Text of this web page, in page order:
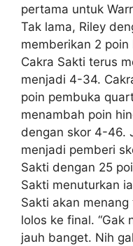
pertama untuk
Tak lama, Riley
memberikan 2
Cakra Sakti terus
menjadi 4-34.
poin pembuka
menambah poin
dengan skor 4-46.
menjadi pemberi
Sakti dengan 25
Sakti menuturkan
Sakti akan
lolos ke final. “Gak
jauh banget. Nih